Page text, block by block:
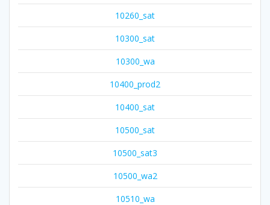
10260_sat
10300_sat
10300_wa
10400_prod2
10400_sat
10500_sat
10500_sat3
10500_wa2
10510_wa